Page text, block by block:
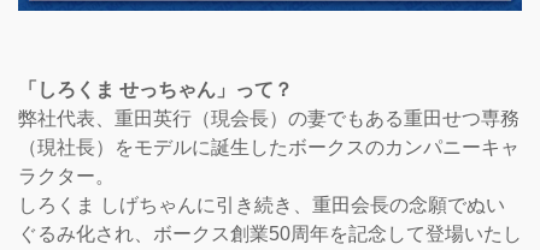
「しろくま せっちゃん」って？
弊社代表、重田英行（現会長）の妻でもある重田せつ専務
（現社長）をモデルに誕生したボークスのカンパニーキャ
ラクター。
しろくま しげちゃんに引き続き、重田会長の念願でぬい
ぐるみ化され、ボークス創業50周年を記念して登場いたし